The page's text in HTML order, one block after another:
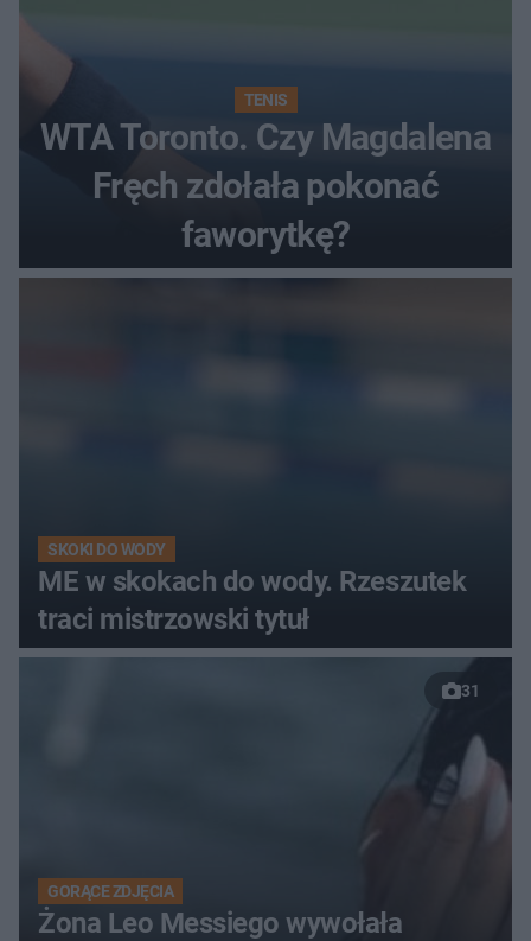
TENIS
WTA Toronto. Czy Magdalena
Fręch zdołała pokonać
faworytkę?
SKOKI DO WODY
ME w skokach do wody. Rzeszutek
traci mistrzowski tytuł
31
GORĄCE ZDJĘCIA
Żona Leo Messiego wywołała